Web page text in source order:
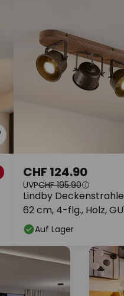
Lindby
62 cm, 4-flg., Holz,
CHF 124.90
UVPCHF 195.90
Auf Lager